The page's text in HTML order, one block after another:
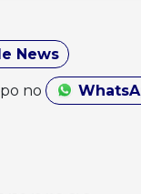
News
no